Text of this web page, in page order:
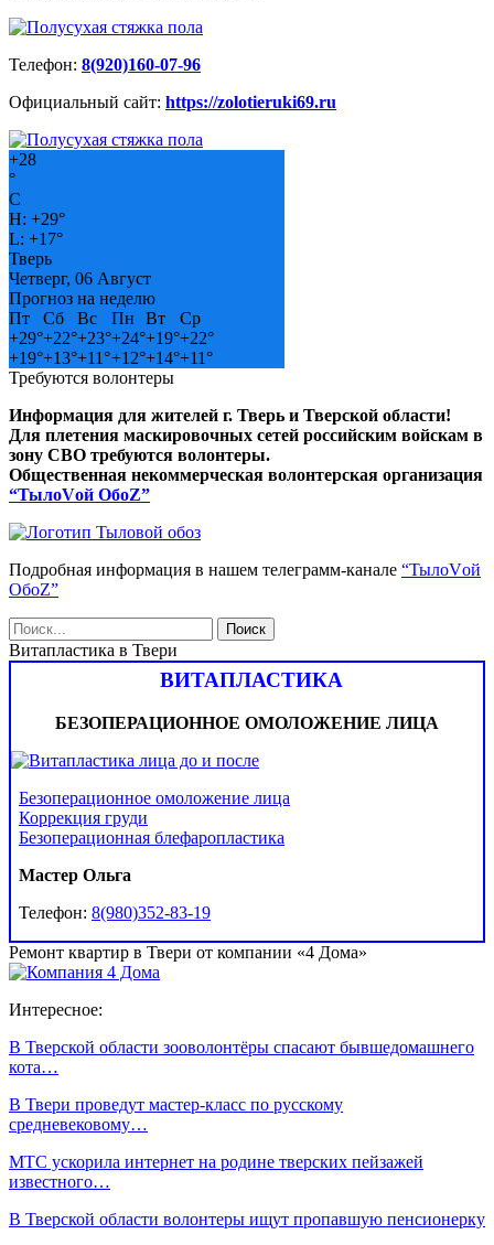
Телефон: 8(920)160-07-96
Официальный сайт: https://zolotieruki69.ru
+28
°
C
H: +29°
L: +17°
Тверь
Четверг, 06 Август
Прогноз на неделю
Пт
Сб Вс Пн Вт
Ср
+29°+22°+23°+24°+19°+22°
+19°+13°+11°+12°+14°+11°
Требуются волонтеры
Информация для жителей г. Тверь и Тверской области!
Для плетения маскировочных сетей российским войскам в
зону СВО требуются волонтеры.
Общественная некоммерческая волонтерская организация
“ТылоVой ОбоZ”
Подробная информация в нашем телеграмм-канале “ТылоVой
ОбоZ”
Витапластика в Твери
ВИТАПЛАСТИКА
БЕЗОПЕРАЦИОННОЕ ОМОЛОЖЕНИЕ ЛИЦА
Безоперационное омоложение лица
Коррекция груди
Безоперационная блефаропластика
Мастер Ольга
Телефон: 8(980)352-83-19
Ремонт квартир в Твери от компании «4 Дома»
Интересное:
В Тверской области зооволонтёры спасают бывшедомашнего
кота…
В Твери проведут мастер-класс по русскому
средневековому…
МТС ускорила интернет на родине тверских пейзажей
известного…
В Тверской области волонтеры ищут пропавшую пенсионерку